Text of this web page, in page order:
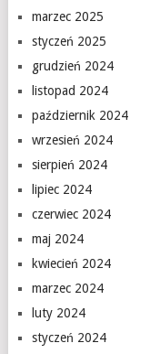
marzec 2025
styczeń 2025
grudzień 2024
listopad 2024
październik 2024
wrzesień 2024
sierpień 2024
lipiec 2024
czerwiec 2024
maj 2024
kwiecień 2024
marzec 2024
luty 2024
styczeń 2024